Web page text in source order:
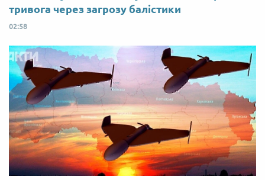
тривога через загрозу балістики
02:58